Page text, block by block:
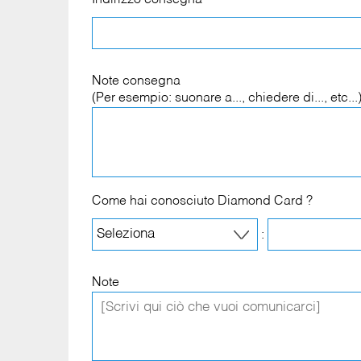
Note consegna
(Per esempio: suonare a..., chiedere di..., etc...)
Come hai conosciuto Diamond Card ?
:
Note